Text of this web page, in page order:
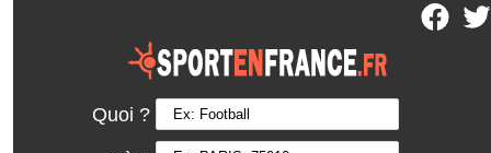
Quoi ?